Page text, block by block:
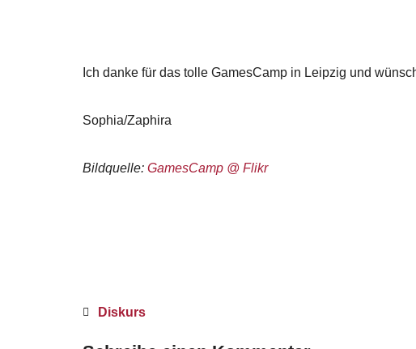
Ich danke für das tolle GamesCamp in Leipzig und
Sophia/Zaphira
Bildquelle: GamesCamp @ Flikr
Diskurs